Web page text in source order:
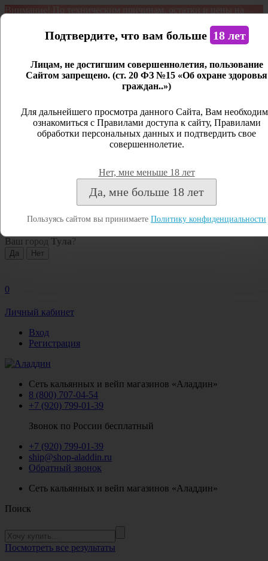
Внимание! По техническим причинам, остатки и цены на
является демонстрационным. Дистанционная продажа не
Открыть сайдбар
Личный кабинет
Закрыть
Посмотреть все результаты
Ваш город Тула ?
0
Личный кабинет
Вход
Регистрация
Сеть кальянных и вейп магазинов «Аладдин»
8 (800) 707-04-54
+7 (920) 799-01-39
Звонок по России бесплатный
+7 (920) 799-01-39
ship@shop-aladdin.ru
Обратный звонок
Сеть кальянных и вейп магазинов «Аладдин»
Поиск
Посмотреть все результаты
Подтвердите, что вам больше 18 лет
Лицам, не достигшим совершеннолетия, пользование
Сайтом запрещено. (ст. 20 ФЗ №15 «Об охране здоровья
граждан..»)
Для дальнейшего просмотра данного Сайта, Вам
ознакомиться с Правилами доступа к сайту, Правилами
обработки персональных данных и подтвердить свое
совершеннолетие.
Нет, мне меньше 18 лет
Да, мне больше 18 лет
Пользуясь сайтом вы принимаете Политику конфиденциальности